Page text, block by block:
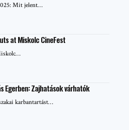
Mit jelent…
at Miskolc CineFest
Egerben: Zajhatások várhatók
karbantartást…